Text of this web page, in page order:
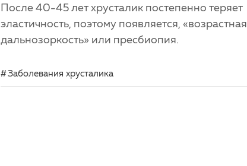
После 40-45 лет хрусталик постепенно теряет
эластичность, поэтому появляется, «возрастная
дальнозоркость» или пресбиопия.
Заболевания хрусталика